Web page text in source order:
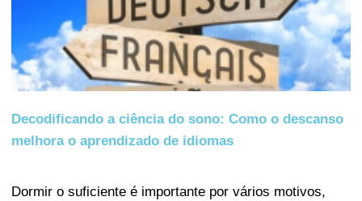
Decodificando a ciência do sono: Como o descanso
melhora o aprendizado de idiomas
Dormir o suficiente é importante por vários motivos,